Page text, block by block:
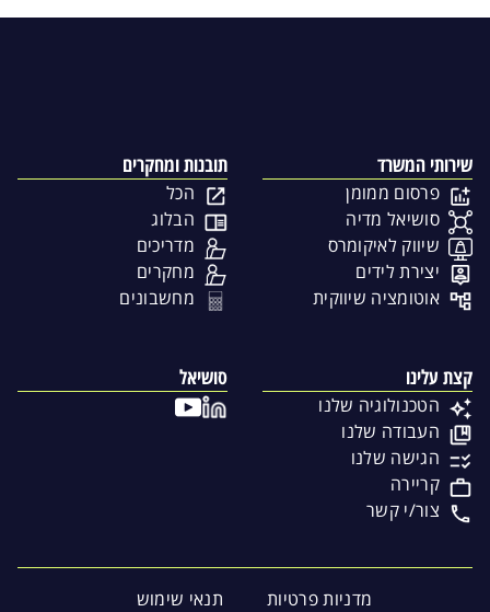
שירותי המשרד
פרסום ממומן
סושיאל מדיה
שיווק לאיקומרס
יצירת לידים
אוטומציה שיווקית
תובנות ומחקרים
הכל
הבלוג
מדריכים
מחקרים
מחשבונים
קצת עלינו
הטכנולוגיה שלנו
העבודה שלנו
הגישה שלנו
קריירה
צור/י קשר
סושיאל
מדניות פרטיות תנאי שימוש